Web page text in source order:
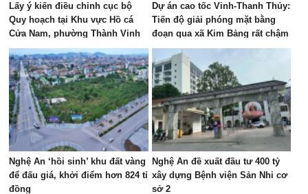
Lấy ý kiến điều chỉnh cục bộ
Quy hoạch tại Khu vực Hồ cá
Cửa Nam, phường Thành Vinh
Dự án cao tốc Vinh-Thanh Thủy:
Tiến độ giải phóng mặt bằng
đoạn qua xã Kim Bảng rất chậm
Nghệ An ‘hồi sinh’ khu đất vàng
để đấu giá, khởi điểm hơn 824 tỉ
đồng
Nghệ An đề xuất đầu tư 400 tỷ
xây dựng Bệnh viện Sản Nhi cơ
sở 2